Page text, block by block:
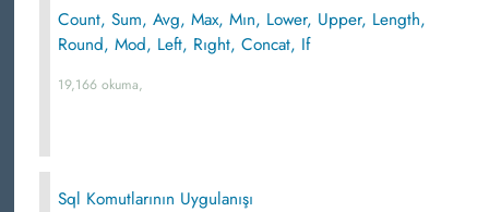
Count, Sum, Avg, Max, Mın, Lower, Upper, Length,
Round, Mod, Left, Rıght, Concat, If
19,166 okuma,
Sql Komutlarının Uygulanışı